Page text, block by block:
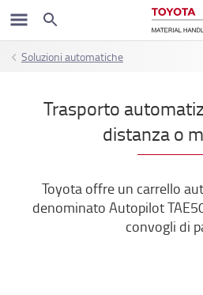
Soluzioni automatiche
Trasporto
distanza o
Toyota offre un carrello
denominato Autopilot
convogli di